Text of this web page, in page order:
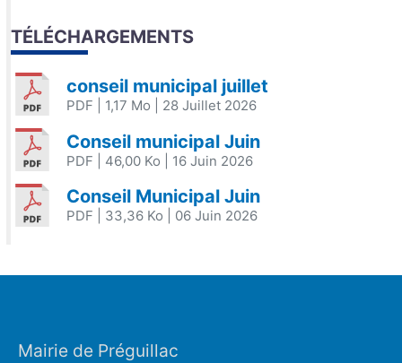
TÉLÉCHARGEMENTS
conseil municipal juillet
PDF | 1,17 Mo | 28 Juillet 2026
Conseil municipal Juin
PDF | 46,00 Ko | 16 Juin 2026
Conseil Municipal Juin
PDF | 33,36 Ko | 06 Juin 2026
Mairie de Préguillac